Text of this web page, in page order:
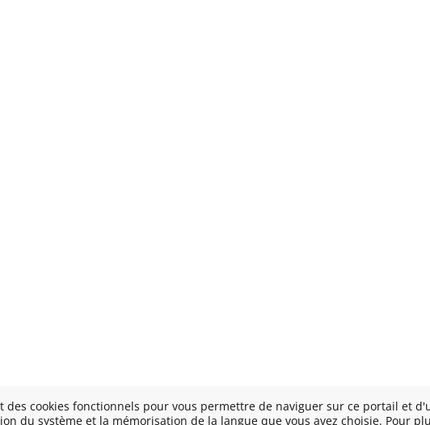
des cookies fonctionnels pour vous permettre de naviguer sur ce portail et
du système et la mémorisation de la langue que vous avez choisie. Pour